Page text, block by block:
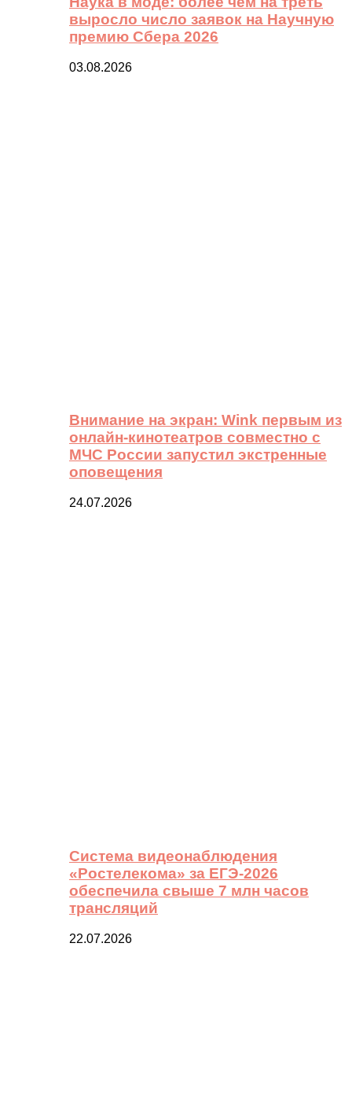
выросло число заявок на Научную
премию Сбера 2026
03.08.2026
Внимание на экран: Wink первым из
онлайн-кинотеатров совместно с
МЧС России запустил экстренные
оповещения
24.07.2026
Система видеонаблюдения
«Ростелекома» за ЕГЭ-2026
обеспечила свыше 7 млн часов
трансляций
22.07.2026